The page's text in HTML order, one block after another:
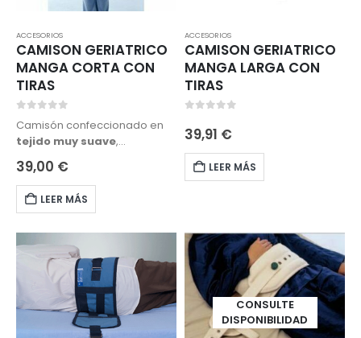
ACCESORIOS
CAMISON GERIATRICO
MANGA CORTA CON
TIRAS
Camisón confeccionado en
tejido muy suave,
adaptable
Manga corta
cruzado en espalda para
impedir que ésta quede
del pañal. Ideal para su uso
en cama y en silla de ruedas.
39,00 €
LEER MÁS
ACCESORIOS
CAMISON GERIATRICO
MANGA LARGA CON
TIRAS
39,91 €
LEER MÁS
CONSULTE
DISPONIBILIDAD